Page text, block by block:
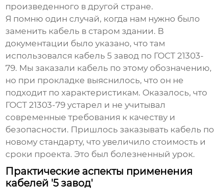
произведенного в другой стране.
Я помню один случай, когда нам нужно было
заменить кабель в старом здании. В
документации было указано, что там
использовался кабель 5 завод по ГОСТ 21303-
79. Мы заказали кабель по этому обозначению,
но при прокладке выяснилось, что он не
подходит по характеристикам. Оказалось, что
ГОСТ 21303-79 устарел и не учитывал
современные требования к качеству и
безопасности. Пришлось заказывать кабель по
новому стандарту, что увеличило стоимость и
сроки проекта. Это был болезненный урок.
Практические аспекты применения
кабелей '5 завод'